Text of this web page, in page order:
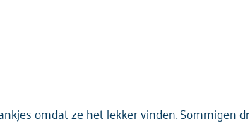
omdat ze het lekker vinden. Sommigen